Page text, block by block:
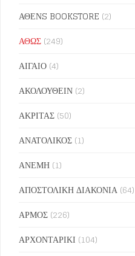
ΑΘΕΝS BOOKSTORE (2)
ΑΘΩΣ (249)
ΑΙΓΑΙΟ (4)
ΑΚΟΛΟΥΘΕΙΝ (2)
ΑΚΡΙΤΑΣ (50)
ΑΝΑΤΟΛΙΚΟΣ (1)
ΑΝΕΜΗ (1)
ΑΠΟΣΤΟΛΙΚΗ ΔΙΑΚΟΝΙΑ (64)
ΑΡΜΟΣ (226)
ΑΡΧΟΝΤΑΡΙΚΙ (104)